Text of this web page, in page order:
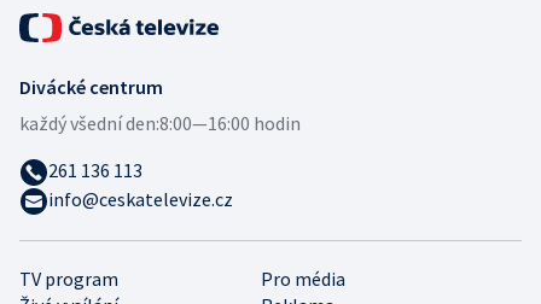
TV program
Pro média
Divácké centrum
každý všední den:8:00—16:00 hodin
261 136 113
info@ceskatelevize.cz